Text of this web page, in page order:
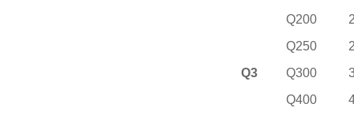
Q3
Q200
Q250
Q300
Q400